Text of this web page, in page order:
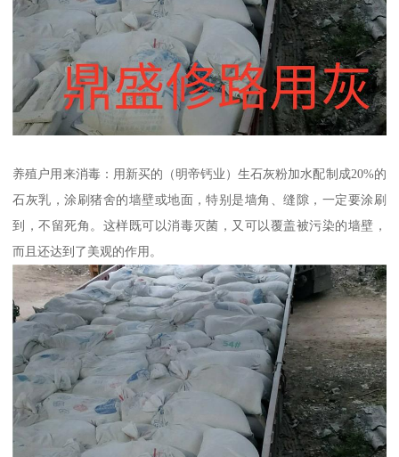
养殖户用来消毒：用新买的（明帝钙业）生石灰粉加水配制成20%的
石灰乳，涂刷猪舍的墙壁或地面，特别是墙角、缝隙，一定要涂刷
到，不留死角。这样既可以消毒灭菌，又可以覆盖被污染的墙壁，
而且还达到了美观的作用。